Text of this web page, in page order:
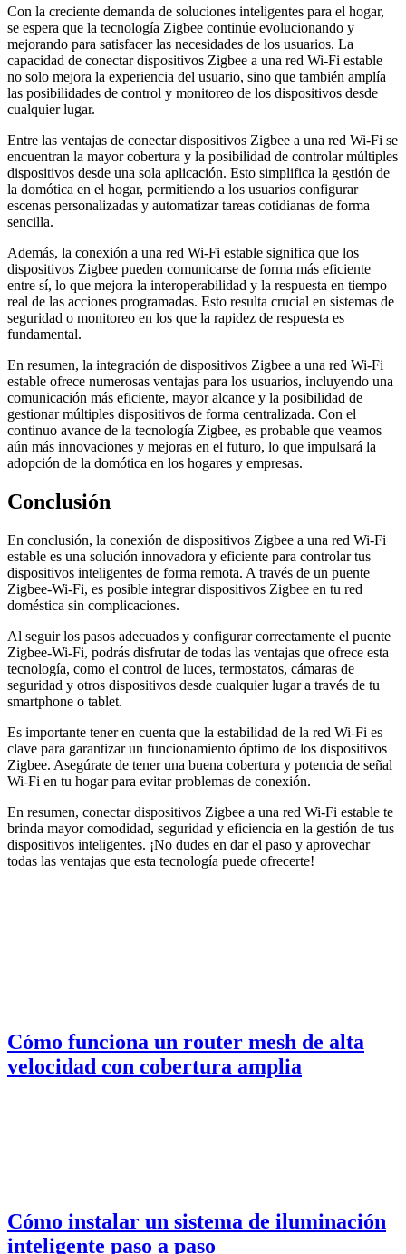
Con la creciente demanda de soluciones inteligentes para el hogar,
se espera que la tecnología Zigbee continúe evolucionando y
mejorando para satisfacer las necesidades de los usuarios. La
capacidad de conectar dispositivos Zigbee a una red Wi-Fi estable
no solo mejora la experiencia del usuario, sino que también amplía
las posibilidades de control y monitoreo de los dispositivos desde
cualquier lugar.
Entre las ventajas de conectar dispositivos Zigbee a una red Wi-Fi se
encuentran la mayor cobertura y la posibilidad de controlar múltiples
dispositivos desde una sola aplicación. Esto simplifica la gestión de
la domótica en el hogar, permitiendo a los usuarios configurar
escenas personalizadas y automatizar tareas cotidianas de forma
sencilla.
Además, la conexión a una red Wi-Fi estable significa que los
dispositivos Zigbee pueden comunicarse de forma más eficiente
entre sí, lo que mejora la interoperabilidad y la respuesta en tiempo
real de las acciones programadas. Esto resulta crucial en sistemas de
seguridad o monitoreo en los que la rapidez de respuesta es
fundamental.
En resumen, la integración de dispositivos Zigbee a una red Wi-Fi
estable ofrece numerosas ventajas para los usuarios, incluyendo una
comunicación más eficiente, mayor alcance y la posibilidad de
gestionar múltiples dispositivos de forma centralizada. Con el
continuo avance de la tecnología Zigbee, es probable que veamos
aún más innovaciones y mejoras en el futuro, lo que impulsará la
adopción de la domótica en los hogares y empresas.
Conclusión
En conclusión, la conexión de dispositivos Zigbee a una red Wi-Fi
estable es una solución innovadora y eficiente para controlar tus
dispositivos inteligentes de forma remota. A través de un puente
Zigbee-Wi-Fi, es posible integrar dispositivos Zigbee en tu red
doméstica sin complicaciones.
Al seguir los pasos adecuados y configurar correctamente el puente
Zigbee-Wi-Fi, podrás disfrutar de todas las ventajas que ofrece esta
tecnología, como el control de luces, termostatos, cámaras de
seguridad y otros dispositivos desde cualquier lugar a través de tu
smartphone o tablet.
Es importante tener en cuenta que la estabilidad de la red Wi-Fi es
clave para garantizar un funcionamiento óptimo de los dispositivos
Zigbee. Asegúrate de tener una buena cobertura y potencia de señal
Wi-Fi en tu hogar para evitar problemas de conexión.
En resumen, conectar dispositivos Zigbee a una red Wi-Fi estable te
brinda mayor comodidad, seguridad y eficiencia en la gestión de tus
dispositivos inteligentes. ¡No dudes en dar el paso y aprovechar
todas las ventajas que esta tecnología puede ofrecerte!
Cómo funciona un router mesh de alta
velocidad con cobertura amplia
Cómo instalar un sistema de iluminación
inteligente paso a paso